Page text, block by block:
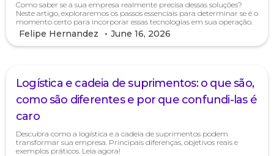
Como saber se a sua empresa realmente precisa dessas soluções?
Neste artigo, exploraremos os passos essenciais para determinar se é o
momento certo para incorporar essas tecnologias em sua operação.
Felipe Hernandez • June 16, 2026
Logística e cadeia de suprimentos: o que são,
como são diferentes e por que confundi-las é
caro
Descubra como a logística e a cadeia de suprimentos podem
transformar sua empresa. Principais diferenças, objetivos reais e
exemplos práticos. Leia agora!